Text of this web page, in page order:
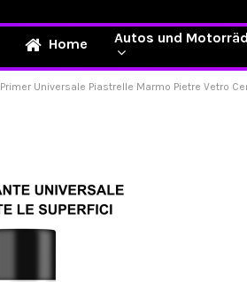
Home Autos und
Primer Universale Piastrelle Marmo Pietre Vetro